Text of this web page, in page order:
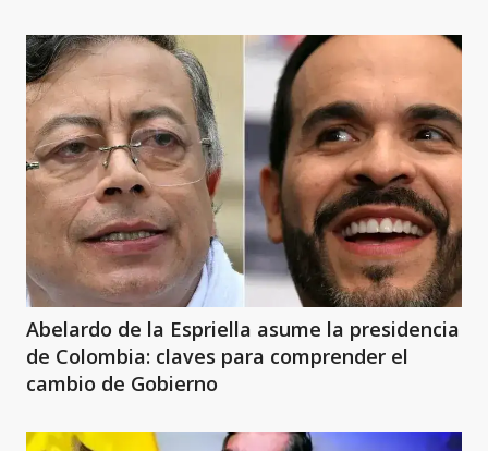
Abelardo de la Espriella asume la presidencia
de Colombia: claves para comprender el
cambio de Gobierno